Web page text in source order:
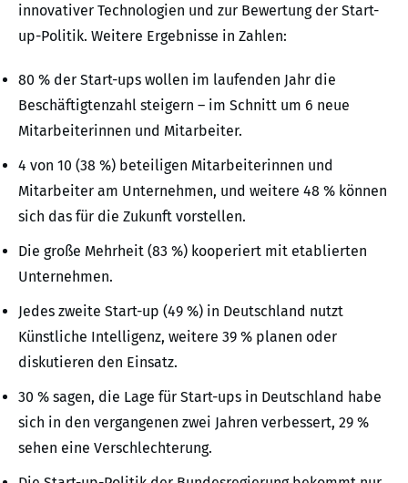
innovativer Technologien und zur Bewertung der Start-
up-Politik. Weitere Ergebnisse in Zahlen:
80 % der Start-ups wollen im laufenden Jahr die
Beschäftigtenzahl steigern – im Schnitt um 6 neue
Mitarbeiterinnen und Mitarbeiter.
4 von 10 (38 %) beteiligen Mitarbeiterinnen und
Mitarbeiter am Unternehmen, und weitere 48 % können
sich das für die Zukunft vorstellen.
Die große Mehrheit (83 %) kooperiert mit etablierten
Unternehmen.
Jedes zweite Start-up (49 %) in Deutschland nutzt
Künstliche Intelligenz, weitere 39 % planen oder
diskutieren den Einsatz.
30 % sagen, die Lage für Start-ups in Deutschland habe
sich in den vergangenen zwei Jahren verbessert, 29 %
sehen eine Verschlechterung.